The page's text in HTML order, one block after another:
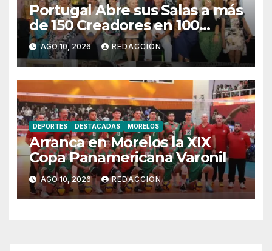
Portugal Abre sus Salas a más
de 150 Creadores en 100
Artistas Gondomar 2026
AGO 10, 2026 REDACCION
DEPORTES DESTACADAS MORELOS
Arranca en Morelos la XIX
Copa Panamericana Varonil
AGO 10, 2026 REDACCION